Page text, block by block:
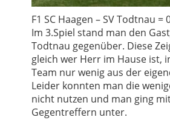
F1 SC Haagen – SV Todtnau =
Im 3.Spiel stand man den
Todtnau gegenüber. Diese
gleich wer Herr im Hause ist,
Team nur wenig aus der
Leider konnten man die
nicht nutzen und man ging
Gegentreffern unter.